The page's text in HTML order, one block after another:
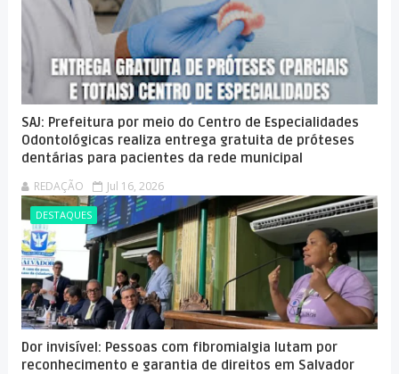
SAJ: Prefeitura por meio do Centro de Especialidades
Odontológicas realiza entrega gratuita de próteses
dentárias para pacientes da rede municipal
REDAÇÃO Jul 16, 2026
DESTAQUES
Dor invisível: Pessoas com fibromialgia lutam por
reconhecimento e garantia de direitos em Salvador